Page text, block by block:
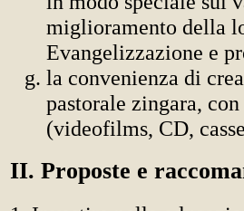
miglioramento della
Evangelizzazione e
la convenienza di
pastorale zingara,
(videofilms, CD,
II. Proposte e